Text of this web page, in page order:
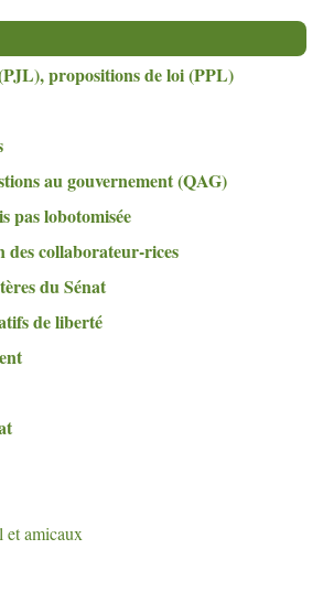
PJL), propositions de loi (PPL)
au gouvernement (QAG)
pas lobotomisée
des collaborateur-rices
du Sénat
de liberté
amicaux